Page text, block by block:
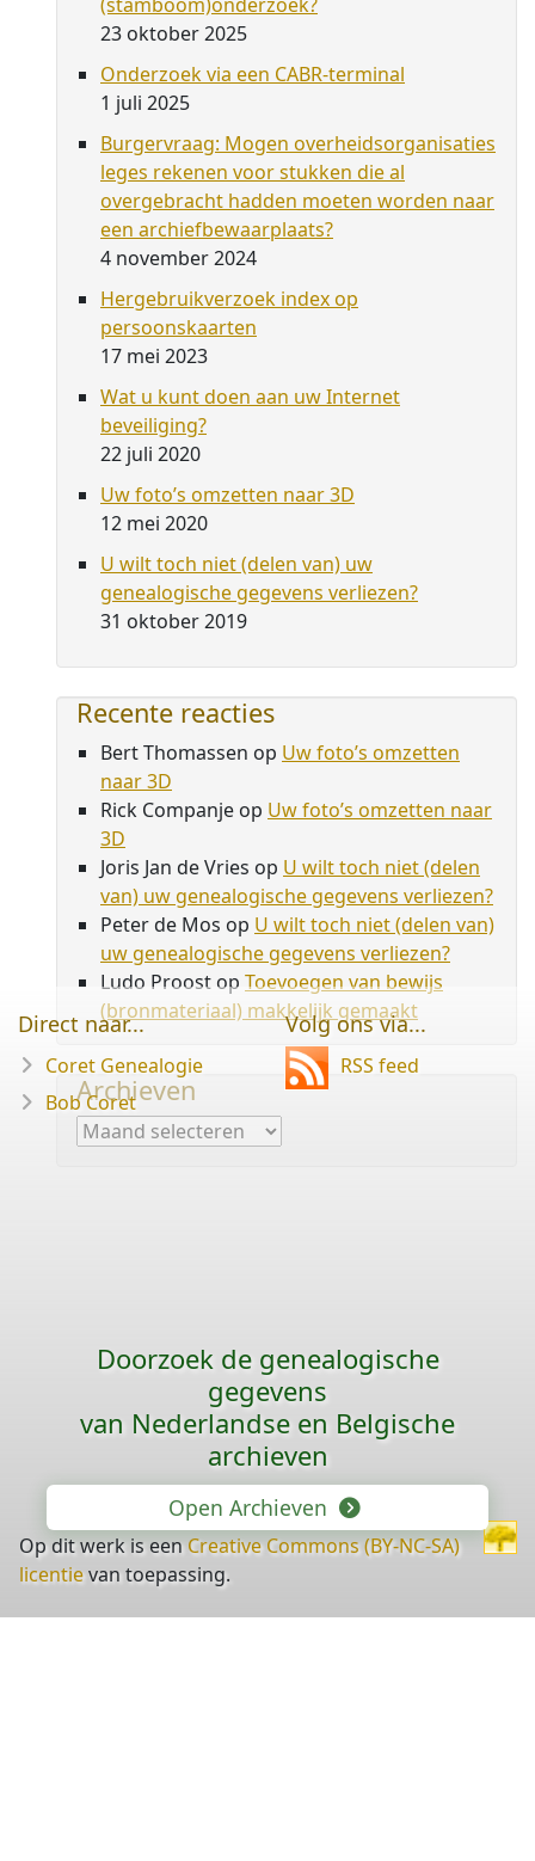
23 oktober 2025
Onderzoek via een CABR-terminal
1 juli 2025
Burgervraag: Mogen overheidsorganisaties
leges rekenen voor stukken die al
overgebracht hadden moeten worden naar
een archiefbewaarplaats?
4 november 2024
Hergebruikverzoek index op
persoonskaarten
17 mei 2023
Wat u kunt doen aan uw Internet
beveiliging?
22 juli 2020
Uw foto’s omzetten naar 3D
12 mei 2020
U wilt toch niet (delen van) uw
genealogische gegevens verliezen?
31 oktober 2019
Recente reacties
Bert Thomassen op Uw foto’s omzetten
naar 3D
Rick Companje op Uw foto’s omzetten naar
3D
Joris Jan de Vries op U wilt toch niet (delen
van) uw genealogische gegevens verliezen?
Peter de Mos op U wilt toch niet (delen van)
uw genealogische gegevens verliezen?
Ludo Proostop Toevoegen van bewijs
(bronmateriaal) makkelijk gemaakt
Archieven
Archieven
Direct naar...
Coret Genealogie
Bob Coret
Volg ons via...
RSS feed
Doorzoek de genealogische
gegevens
van Nederlandse en Belgische
archieven
Open Archieven
Op dit werk is eenCreative Commons (BY-NC-SA)
licentievan toepassing.